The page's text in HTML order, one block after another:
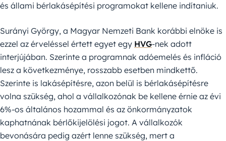
és állami bérlakásépítési programokat kellene indítaniuk.
Surányi György, a Magyar Nemzeti Bank korábbi elnöke is
ezzel az érveléssel értett egyet egy HVG-nek adott
interjújában. Szerinte a programnak adóemelés és infláció
lesz a következménye, rosszabb esetben mindkettő.
Szerinte is lakásépítésre, azon belül is bérlakásépítésre
volna szükség, ahol a vállalkozónak be kellene érnie az évi
6%-os általános hozammal és az önkormányzatok
kaphatnának bérlőkijelölési jogot. A vállalkozók
bevonására pedig azért lenne szükség, mert a